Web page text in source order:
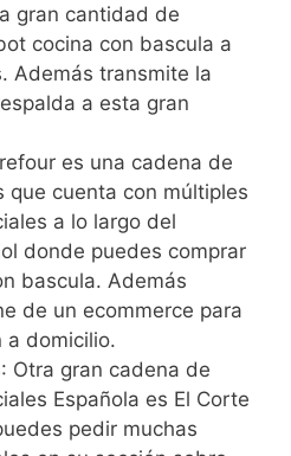
gran cantidad de
cocina con bascula a
Además transmite la
a esta gran
es una cadena de
que cuenta con múltiples
a lo largo del
donde puedes comprar
bascula. Además
de un ecommerce para
a domicilio.
: Otra gran cadena de
Española es El Corte
pedir muchas